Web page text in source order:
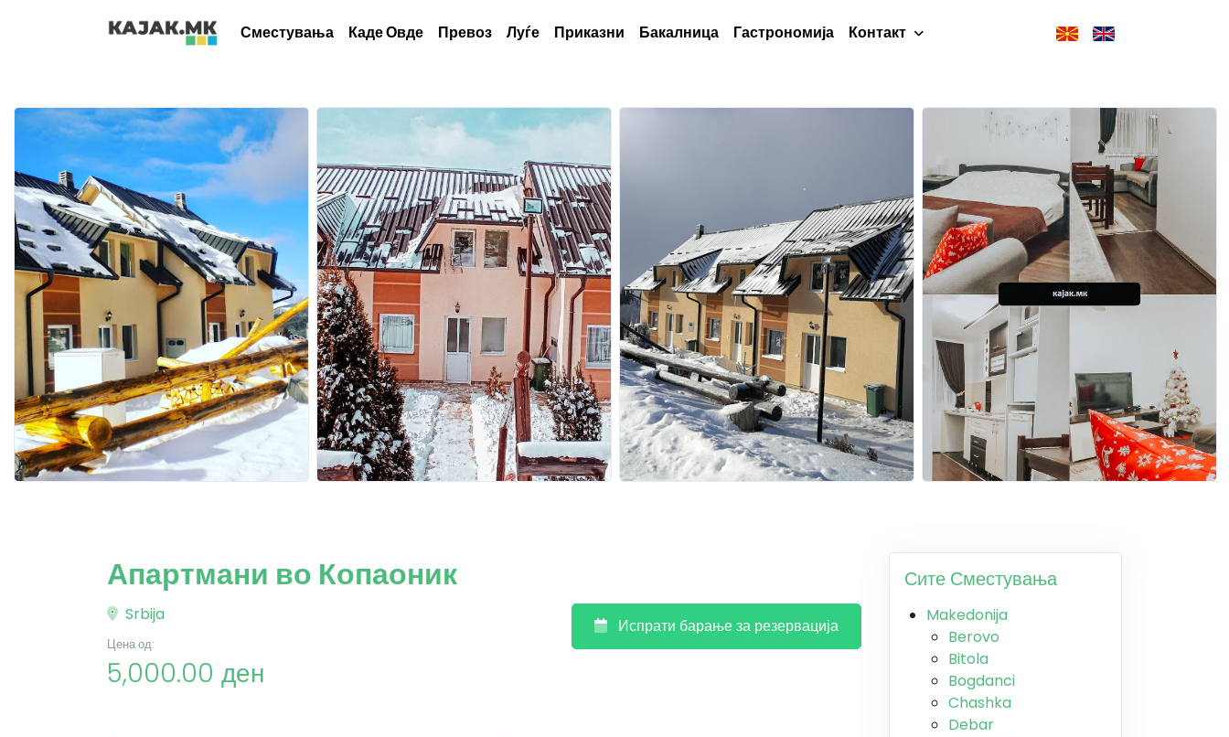
Сместувања Каде Овде Превоз Луѓе Приказни Бакалница Гастрономија Контакт
Апартмани во Копаоник
Srbija
Цена од:
5,000.00 ден
Испрати барање за резервација
Сите Сместувања
Makedonija
Berovo
Bitola
Bogdanci
Chashka
Debar